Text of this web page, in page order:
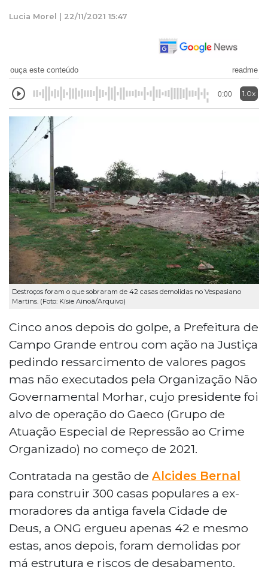
Lucia Morel | 22/11/2021 15:47
ouça este conteúdo readme
0:00 1.0x
Destroços foram o que sobraram de 42 casas demolidas no Vespasiano
Martins. (Foto: Kísie Ainoã/Arquivo)
Cinco anos depois do golpe, a Prefeitura de
Campo Grande entrou com ação na Justiça
pedindo ressarcimento de valores pagos
mas não executados pela Organização Não
Governamental Morhar, cujo presidente foi
alvo de operação do Gaeco (Grupo de
Atuação Especial de Repressão ao Crime
Organizado) no começo de 2021.
Contratada na gestão de Alcides Bernal
para construir 300 casas populares a ex-
moradores da antiga favela Cidade de
Deus, a ONG ergueu apenas 42 e mesmo
estas, anos depois, foram demolidas por
má estrutura e riscos de desabamento.